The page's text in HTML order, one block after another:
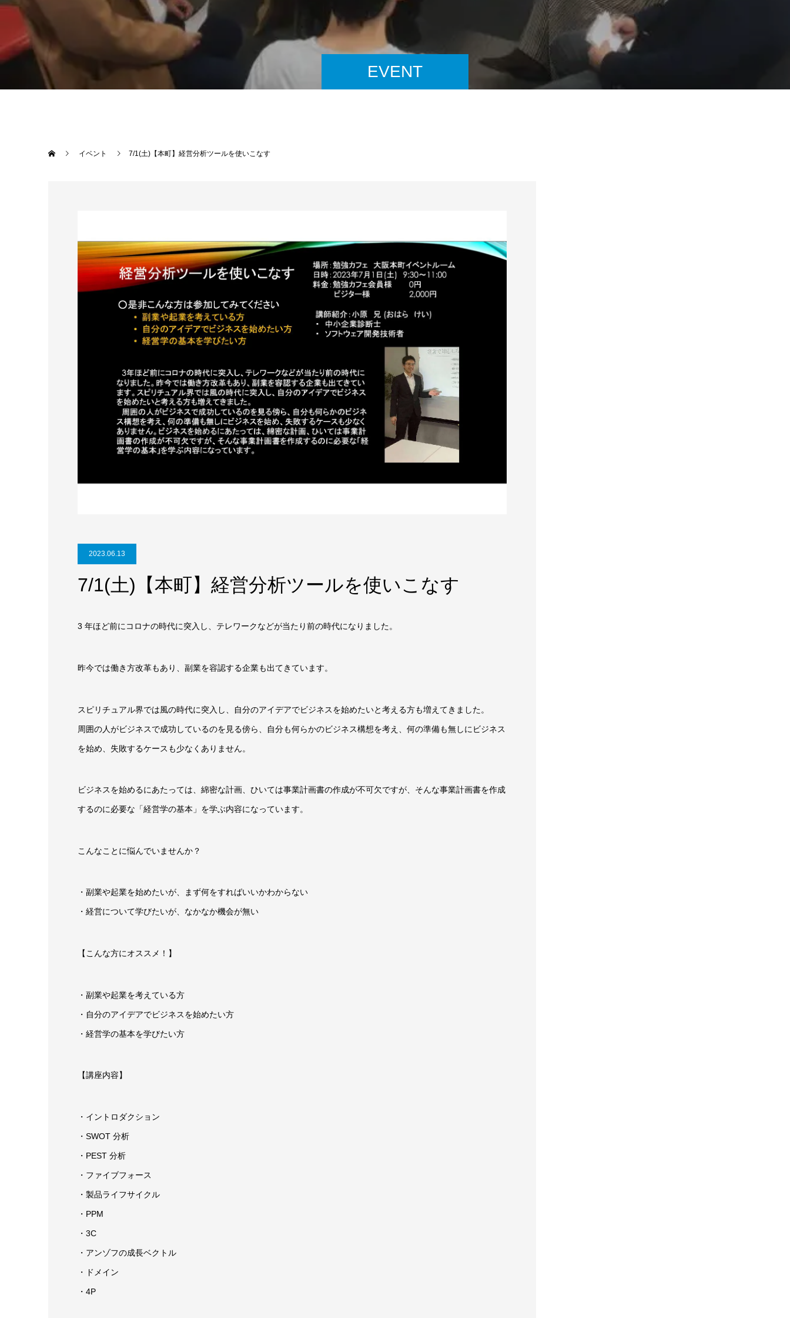
EVENT
イベント 7/1(土)【本町】経営分析ツールを使いこなす
2023.06.13
7/1(土)【本町】経営分析ツールを使いこなす
3 年ほど前にコロナの時代に突入し、テレワークなどが当たり前の時代になりました。
昨今では働き方改革もあり、副業を容認する企業も出てきています。
スピリチュアル界では風の時代に突入し、自分のアイデアでビジネスを始めたいと考える方も増えてきました。
周囲の人がビジネスで成功しているのを見る傍ら、自分も何らかのビジネス構想を考え、何の準備も無しにビジネス
を始め、失敗するケースも少なくありません。
ビジネスを始めるにあたっては、綿密な計画、ひいては事業計画書の作成が不可欠ですが、そんな事業計画書を作成
するのに必要な「経営学の基本」を学ぶ内容になっています。
こんなことに悩んでいませんか？
・副業や起業を始めたいが、まず何をすればいいかわからない
・経営について学びたいが、なかなか機会が無い
【こんな方にオススメ！】
・副業や起業を考えている方
・自分のアイデアでビジネスを始めたい方
・経営学の基本を学びたい方
【講座内容】
・イントロダクション
・SWOT 分析
・PEST 分析
・ファイブフォース
・製品ライフサイクル
・PPM
・3C
・アンゾフの成長ベクトル
・ドメイン
・4P